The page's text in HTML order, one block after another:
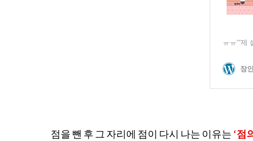
점을 뺀 후 그 자리에 점이 다시 나는 이유는 ‘점